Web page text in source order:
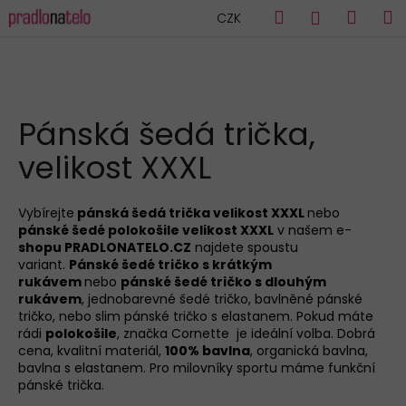
na
CZK Hledat
Pánská šedá trička,
velikost XXXL
Vybírejte pánská šedá trička velikost XXXL nebo
pánské šedé polokošile velikost XXXL v našem e-
shopu PRADLONATELO.CZ najdete spoustu
variant. Pánské šedé tričko s krátkým
rukávem nebo pánské šedé tričko s dlouhým
rukávem, jednobarevné šedé tričko, bavlněné pánské
tričko, nebo slim pánské tričko s elastanem. Pokud máte
rádi polokošile, značka Cornette je ideální volba. Dobrá
cena, kvalitní materiál, 100% bavlna, organická bavlna,
bavlna s elastanem. Pro milovníky sportu máme funkční
pánské trička.
K
o
o
p
o
ř
e
b
u
j
e
t
e